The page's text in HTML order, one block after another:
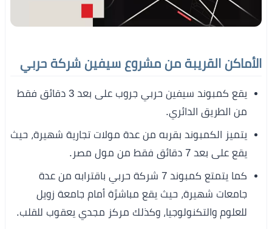
الأماكن القريبة من مشروع سيفين شركة حربي
يقع كمبوند سيفين حربي جروب على بعد 3 دقائق فقط
من الطريق الدائري.
يتميز الكمبوند بقربه من عدة مولات تجارية شهيرة، حيث
يقع على بعد 7 دقائق فقط من مول مصر.
كما يتمتع كمبوند 7 شركة حربي باقترابه من عدة
جامعات شهيرة، حيث يقع مباشرًة أمام جامعة زويل
للعلوم والتكنولوجيا، وكذلك مركز مجدي يعقوب للقلب.